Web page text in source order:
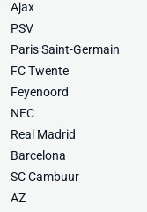
Ajax
PSV
Paris Saint-Germain
FC Twente
Feyenoord
NEC
Real Madrid
Barcelona
SC Cambuur
AZ